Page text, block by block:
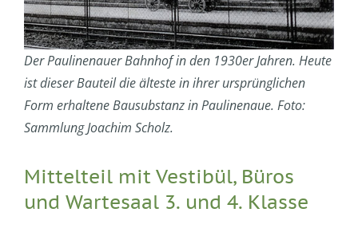
Der Paulinenauer Bahnhof in den 1930er Jahren. Heute
ist dieser Bauteil die älteste in ihrer ursprünglichen
Form erhaltene Bausubstanz in Paulinenaue. Foto:
Sammlung Joachim Scholz.
Mittelteil mit Vestibül, Büros
und Wartesaal 3. und 4. Klasse